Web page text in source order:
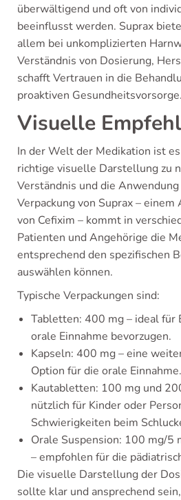
überwältigend und oft von
beeinflusst werden. Suprax
allem bei unkomplizierten
Verständnis von Dosierung,
schafft Vertrauen in die
proaktiven Gesundheitsvorsorge.
Visuelle
In der Welt der Medikation ist
richtige visuelle Darstellung zu
Verständnis und die
Verpackung von Suprax –
von Cefixim – kommt in
Patienten und Angehörige die
entsprechend den spezifischen
auswählen können.
Typische Verpackungen sind:
Tabletten: 400 mg – ideal für
orale Einnahme bevorzugen.
Kapseln: 400 mg – eine
Option für die orale Einnahme.
Kautabletten: 100 mg und
nützlich für Kinder oder
Schwierigkeiten beim
Orale Suspension: 100 mg/5
– empfohlen für die
Die visuelle Darstellung der
sollte klar und ansprechend